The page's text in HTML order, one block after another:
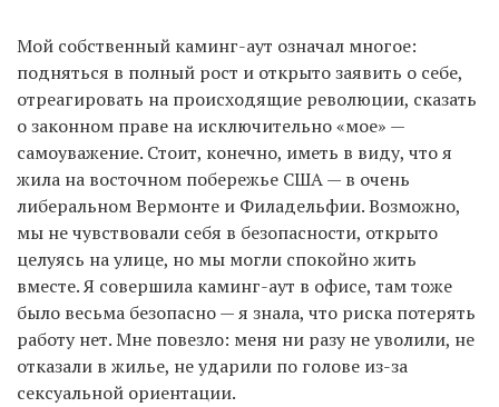
Мой собственный каминг-аут означал многое:
подняться в полный рост и открыто заявить о себе,
отреагировать на происходящие революции, сказать
о законном праве на исключительно «мое» —
самоуважение. Стоит, конечно, иметь в виду, что я
жила на восточном побережье США — в очень
либеральном Вермонте и Филадельфии. Возможно,
мы не чувствовали себя в безопасности, открыто
целуясь на улице, но мы могли спокойно жить
вместе. Я совершила каминг-аут в офисе, там тоже
было весьма безопасно — я знала, что риска потерять
работу нет. Мне повезло: меня ни разу не уволили, не
отказали в жилье, не ударили по голове из-за
сексуальной ориентации.